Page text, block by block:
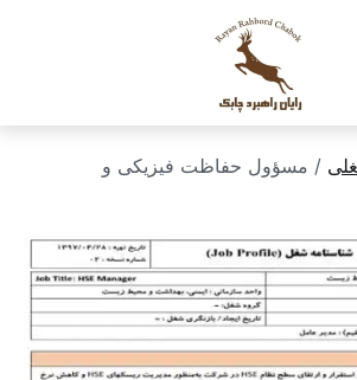
/ مسؤول حفاظت فیزیکی و